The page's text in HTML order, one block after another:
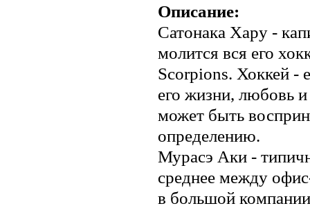
Описание:
Сатонака Хару -
молится вся его
Scorpions. Хоккей -
его жизни, любовь
может быть
определению.
Мурасэ Аки -
среднее между
в большой